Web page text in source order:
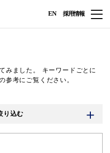
EN 採用情報
みました。
キーワードごとに
参考にご覧ください。
り込む